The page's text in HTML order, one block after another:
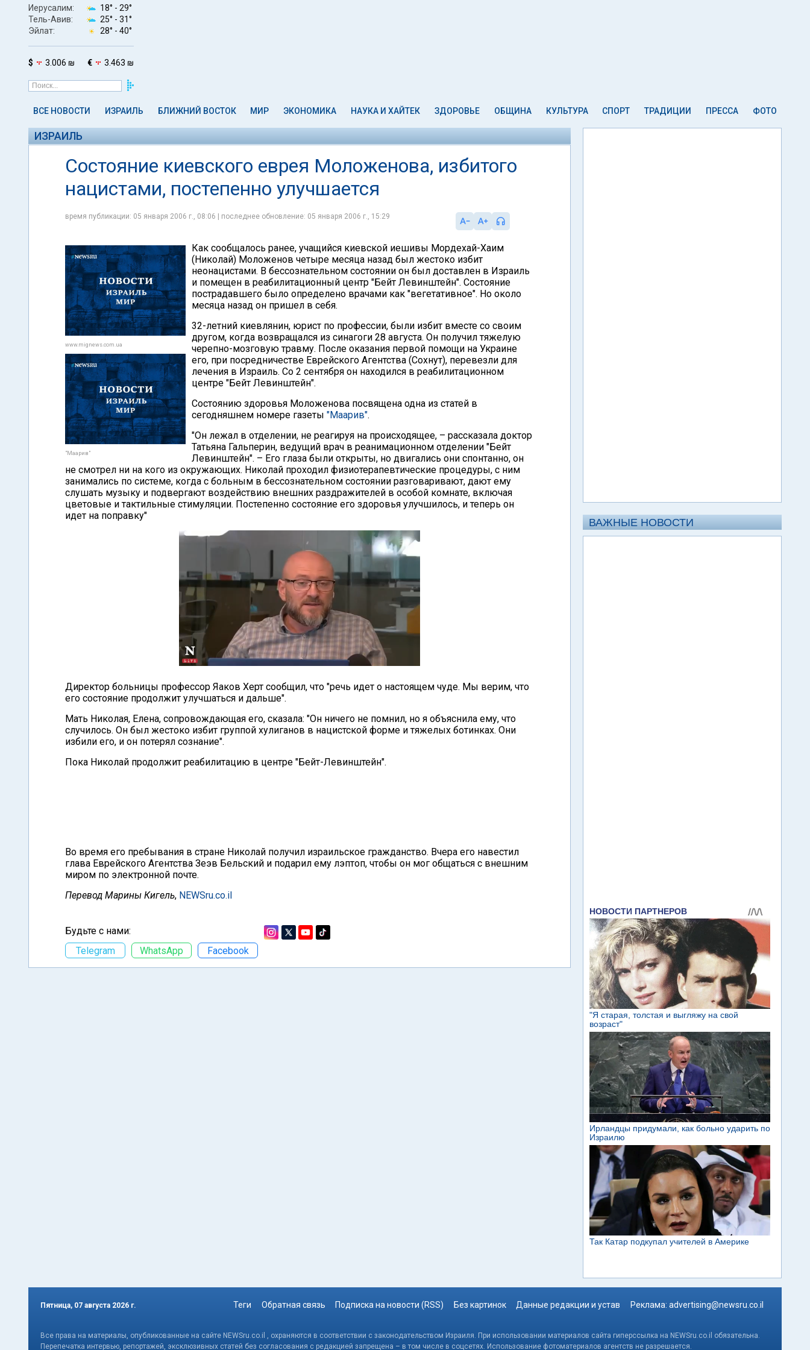
Иерусалим: 18° - 29°
Тель-Авив:
25° - 31°
Эйлат:
28° - 40°
$ 3.006 ₪ € 3.463 ₪
ВСЕ НОВОСТИ ИЗРАИЛЬ БЛИЖНИЙ ВОСТОК МИР ЭКОНОМИКА НАУКА И ХАЙТЕК ЗДОРОВЬЕ ОБЩИНА КУЛЬТУРА СПОРТ ТРАДИЦИИ ПРЕССА ФОТО
ИЗРАИЛЬ
Состояние киевского еврея Моложенова, избитого
нацистами, постепенно улучшается
время публикации: 05 января 2006 г., 08:06 | последнее обновление: 05 января 2006 г., 15:29
www.mignews.com.ua
"Маарив"
Как сообщалось ранее, учащийся киевской иешивы Мордехай-Хаим
(Николай) Моложенов четыре месяца назад был жестоко избит
неонацистами. В бессознательном состоянии он был доставлен в Израиль
и помещен в реабилитационный центр "Бейт Левинштейн". Состояние
пострадавшего было определено врачами как "вегетативное". Но около
месяца назад он пришел в себя.
32-летний киевлянин, юрист по профессии, были избит вместе со своим
другом, когда возвращался из синагоги 28 августа. Он получил тяжелую
черепно-мозговую травму. После оказания первой помощи на Украине
его, при посредничестве Еврейского Агентства (Сохнут), перевезли для
лечения в Израиль. Со 2 сентября он находился в реабилитационном
центре "Бейт Левинштейн".
Состоянию здоровья Моложенова посвящена одна из статей в
сегодняшнем номере газеты "Маарив".
"Он лежал в отделении, не реагируя на происходящее, – рассказала доктор
Татьяна Гальперин, ведущий врач в реанимационном отделении "Бейт
Левинштейн". – Его глаза были открыты, но двигались они спонтанно, он
не смотрел ни на кого из окружающих. Николай проходил физиотерапевтические процедуры, с ним
занимались по системе, когда с больным в бессознательном состоянии разговаривают, дают ему
слушать музыку и подвергают воздействию внешних раздражителей в особой комнате, включая
цветовые и тактильные стимуляции. Постепенно состояние его здоровья улучшилось, и теперь он
идет на поправку"
Директор больницы профессор Яаков Херт сообщил, что "речь идет о настоящем чуде. Мы верим, что
его состояние продолжит улучшаться и дальше".
Мать Николая, Елена, сопровождающая его, сказала: "Он ничего не помнил, но я объяснила ему, что
случилось. Он был жестоко избит группой хулиганов в нацистской форме и тяжелых ботинках. Они
избили его, и он потерял сознание".
Пока Николай продолжит реабилитацию в центре "Бейт-Левинштейн".
Во время его пребывания в стране Николай получил израильское гражданство. Вчера его навестил
глава Еврейского Агентства Зеэв Бельский и подарил ему лэптоп, чтобы он мог общаться с внешним
миром по электронной почте.
Перевод Марины Кигель, NEWSru.co.il
Будьте с нами:
Telegram
WhatsApp Facebook
ВАЖНЫЕ НОВОСТИ
Пятница, 07 августа 2026 г. Теги Обратная связь Подписка на новости (RSS) Без картинок Данные редакции и устав Реклама: advertising@newsru.co.il
Все права на материалы, опубликованные на сайте NEWSru.co.il , охраняются в соответствии с законодательством Израиля. При использовании материалов сайта гиперссылка на NEWSru.co.il обязательна.
Перепечатка интервью, репортажей, эксклюзивных статей без согласования с редакцией запрещена – в том числе в соцсетях. Использование фотоматериалов агентств не разрешается.